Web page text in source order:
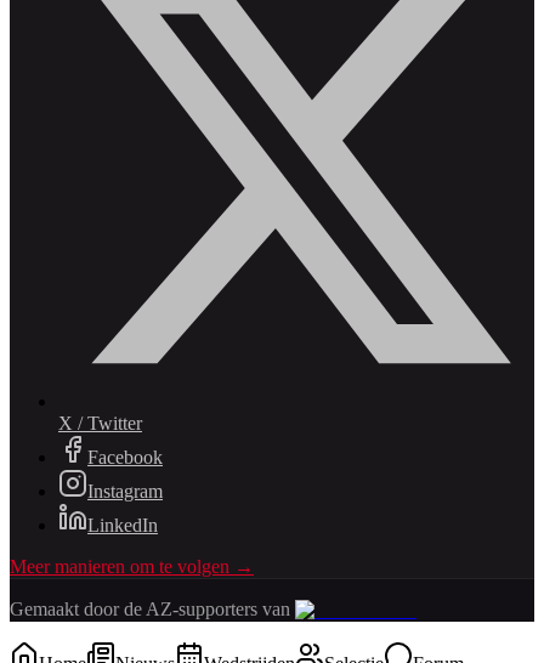
X / Twitter
Facebook
Instagram
LinkedIn
Meer manieren om te volgen →
Gemaakt door de AZ-supporters van